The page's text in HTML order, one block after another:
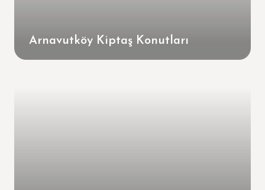
Arnavutköy Kiptaş Konutları